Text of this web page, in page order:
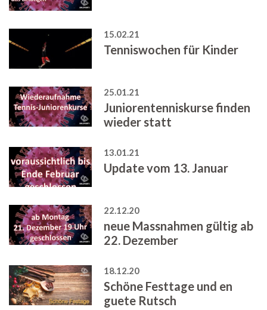
15.02.21
Tenniswochen für Kinder
25.01.21
Juniorentenniskurse finden
wieder statt
13.01.21
Update vom 13. Januar
22.12.20
neue Massnahmen gültig ab
22. Dezember
18.12.20
Schöne Festtage und en
guete Rutsch